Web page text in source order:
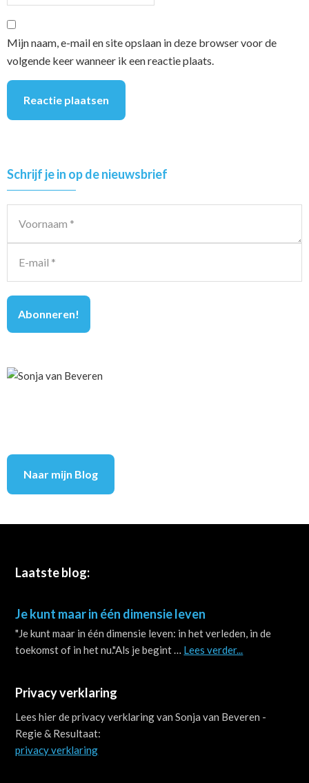
Mijn naam, e-mail en site opslaan in deze browser voor de
volgende keer wanneer ik een reactie plaats.
Primary
Sidebar
Schrijf je in op de nieuwsbrief
Naar mijn Blog
Footer
Laatste blog:
Je kunt maar in één dimensie leven
"Je kunt maar in één dimensie leven: in het verleden, in de
toekomst of in het nu."Als je begint … Lees verder...
in
Privacy verklaring
Lees hier de privacy verklaring van Sonja van Beveren -
Regie & Resultaat:
privacy verklaring